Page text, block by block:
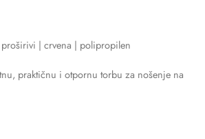
| crvena | polipropilen
praktičnu i otpornu torbu za nošenje na